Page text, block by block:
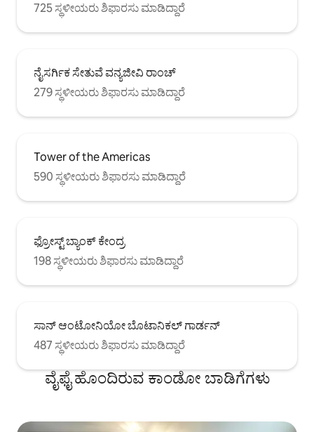
725 ಸ್ಥಳೀಯರು ಶಿಫಾರಸು ಮಾಡಿದ್ದಾರೆ
ನೈಸರ್ಗಿಕ ಸೇತುವೆ ವನ್ಯಜೀವಿ ರಾಂಚ್
279 ಸ್ಥಳೀಯರು ಶಿಫಾರಸು ಮಾಡಿದ್ದಾರೆ
Tower of the Americas
590 ಸ್ಥಳೀಯರು ಶಿಫಾರಸು ಮಾಡಿದ್ದಾರೆ
ಫ್ರೋಸ್ಟ್ ಬ್ಯಾಂಕ್ ಕೇಂದ್ರ
198 ಸ್ಥಳೀಯರು ಶಿಫಾರಸು ಮಾಡಿದ್ದಾರೆ
ಸಾನ್ ಆಂಟೋನಿಯೋ ಬೊಟಾನಿಕಲ್ ಗಾರ್ಡನ್
487 ಸ್ಥಳೀಯರು ಶಿಫಾರಸು ಮಾಡಿದ್ದಾರೆ
ವೈಫೈ ಹೊಂದಿರುವ ಕಾಂಡೋ ಬಾಡಿಗೆಗಳು